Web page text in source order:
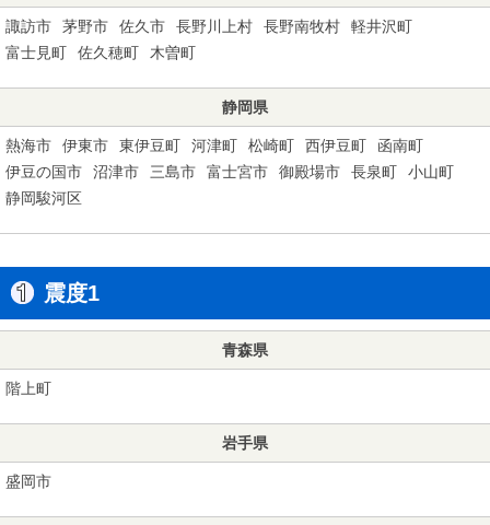
諏訪市 茅野市 佐久市 長野川上村 長野南牧村
軽井沢町
富士見町
佐久穂町 木曽町
静岡県
熱海市 伊東市 東伊豆町 河津町 松崎町 西伊豆町
函南町
伊豆の国市
沼津市 三島市 富士宮市 御殿場市 長泉町
小山町
静岡駿河区
震度1
青森県
階上町
岩手県
盛岡市